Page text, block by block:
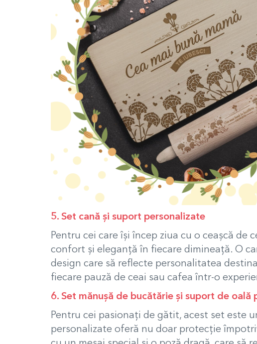
5. Set cană și suport personalizate
Pentru cei care își încep ziua cu o ceașcă
confort și eleganță în fiecare dimineață. O
design care să reflecte personalitatea
fiecare pauză de ceai sau cafea într-o
6. Set mănușă de bucătărie și suport de oală
Pentru cei pasionați de gătit, acest set este
personalizate oferă nu doar protecție